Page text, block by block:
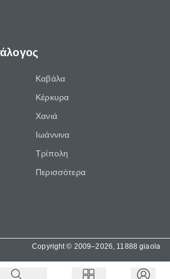
Καβάλα
Κέρκυρα
Χανιά
Ιωάννινα
Τρίπολη
Περισσότερα
Copyright © 2009–2026, 11888 giaola